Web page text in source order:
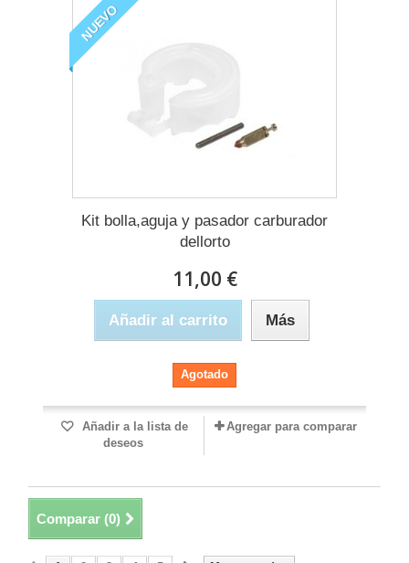
NUEVO
Kit bolla,aguja y pasador carburador
dellorto
11,00 €
Añadir al carrito Más
Agotado
Añadir a la lista de
deseos
Agregar para comparar
Comparar (0)